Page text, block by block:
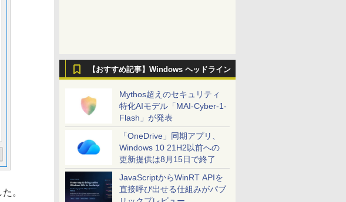
【おすすめ記事】Windows ヘッドライン
Mythos超えのセキュリティ
特化AIモデル「MAI-Cyber-1-
Flash」が発表
「OneDrive」同期アプリ、
Windows 10 21H2以前への
更新提供は8月15日で終了
JavaScriptからWinRT APIを
直接呼び出せる仕組みがパブ
。